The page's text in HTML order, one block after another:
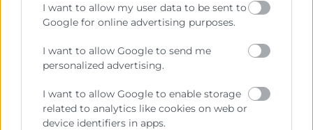
I want to allow my user data to be sent to
Google for online advertising purposes.
I want to allow Google to send me
personalized advertising.
I want to allow Google to enable storage
related to analytics like cookies on web or
device identifiers in apps.
más información sobre los programas que dan
continuidad a este itinerario, y que te permitirán
acceder a una titulación de mayor prestigio y valor en